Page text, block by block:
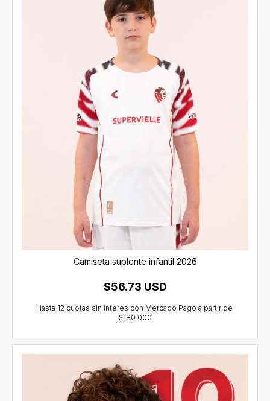
Camiseta suplente infantil 2026
$56.73 USD